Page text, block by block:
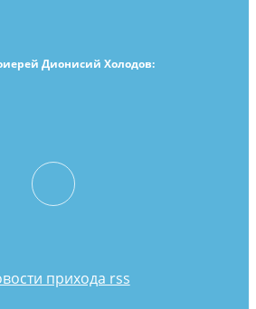
Дионисий Холодов:
прихода rss